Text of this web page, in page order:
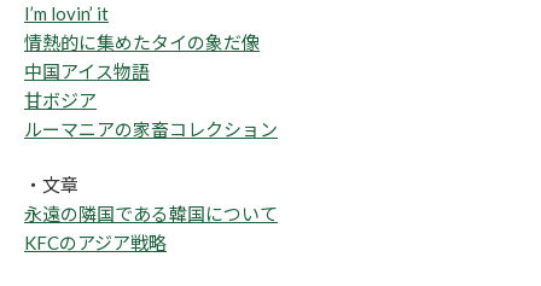
I’m lovin’ it
情熱的に集めたタイの象だ像
中国アイス物語
甘ボジア
ルーマニアの家畜コレクション
・文章
永遠の隣国である韓国について
KFCのアジア戦略